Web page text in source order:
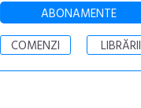
ABONAMENTE
COMENZI
LIBRĂRII